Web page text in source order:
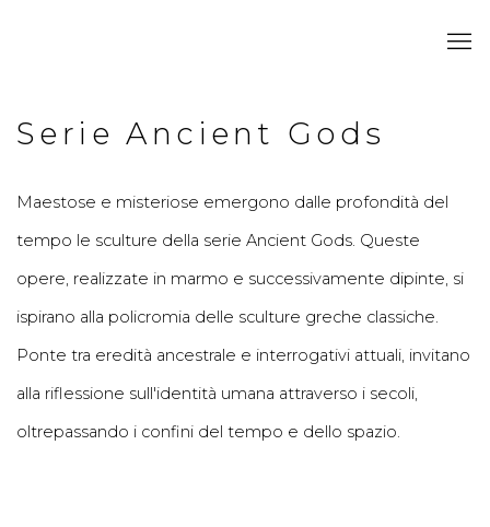
Serie Ancient Gods
Maestose e misteriose emergono dalle profondità del
tempo le sculture della serie Ancient Gods. Queste
opere, realizzate in marmo e successivamente dipinte, si
ispirano alla policromia delle sculture greche classiche.
Ponte tra eredità ancestrale e interrogativi attuali, invitano
alla riflessione sull'identità umana attraverso i secoli,
oltrepassando i confini del tempo e dello spazio.